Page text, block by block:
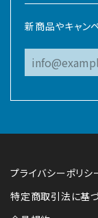
新商品やキャン
プライバシーポリシ
特定商取引法に基